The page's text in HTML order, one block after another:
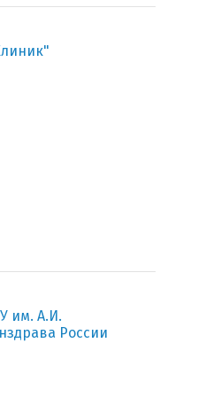
им. А.И.
России